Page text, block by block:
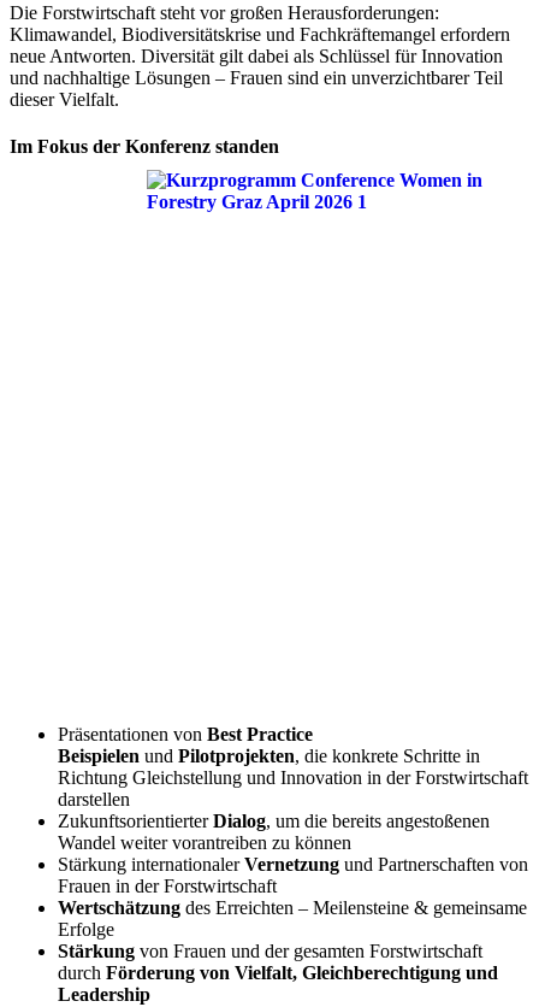
Die Forstwirtschaft steht vor großen Herausforderungen:
Klimawandel, Biodiversitätskrise und Fachkräftemangel erfordern
neue Antworten. Diversität gilt dabei als Schlüssel für Innovation
und nachhaltige Lösungen – Frauen sind ein unverzichtbarer Teil
dieser Vielfalt.
Im Fokus der Konferenz standen
Präsentationen von Best Practice
Beispielen und Pilotprojekten, die konkrete Schritte in
Richtung Gleichstellung und Innovation in der Forstwirtschaft
darstellen
ZukunftsorientierterDialog, um die bereits angestoßenen
Wandel weiter vorantreiben zu können
Stärkung internationalerVernetzung und Partnerschaften von
Frauen in der Forstwirtschaft
Wertschätzung des Erreichten – Meilensteine & gemeinsame
Erfolge
Stärkung von Frauen und der gesamten Forstwirtschaft
durch Förderung von Vielfalt, Gleichberechtigung und
Leadership